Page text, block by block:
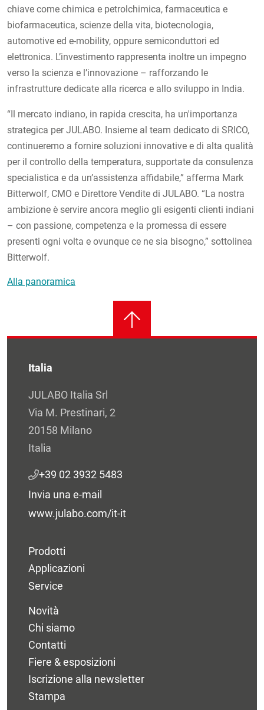
chiave come chimica e petrolchimica, farmaceutica e
biofarmaceutica, scienze della vita, biotecnologia,
automotive ed e-mobility, oppure semiconduttori ed
elettronica. L’investimento rappresenta inoltre un impegno
verso la scienza e l’innovazione – rafforzando le
infrastrutture dedicate alla ricerca e allo sviluppo in India.
“Il mercato indiano, in rapida crescita, ha un'importanza
strategica per JULABO. Insieme al team dedicato di SRICO,
continueremo a fornire soluzioni innovative e di alta qualità
per il controllo della temperatura, supportate da consulenza
specialistica e da un’assistenza affidabile,” afferma Mark
Bitterwolf, CMO e Direttore Vendite di JULABO. “La nostra
ambizione è servire ancora meglio gli esigenti clienti indiani
– con passione, competenza e la promessa di essere
presenti ogni volta e ovunque ce ne sia bisogno,” sottolinea
Bitterwolf.
Alla panoramica
Italia
JULABO Italia Srl
Via M. Prestinari, 2
20158 Milano
Italia
+39 02 3932 5483
Invia una e-mail
www.julabo.com/it-it
Prodotti
Applicazioni
Service
Novità
Chi siamo
Contatti
Fiere & esposizioni
Iscrizione alla newsletter
Stampa